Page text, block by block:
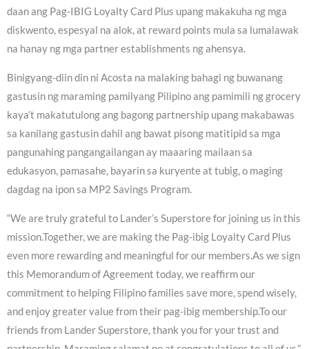
daan ang Pag-IBIG Loyalty Card Plus upang makakuha ng mga
diskwento, espesyal na alok, at reward points mula sa lumalawak
na hanay ng mga partner establishments ng ahensya.
Binigyang-diin din ni Acosta na malaking bahagi ng buwanang
gastusin ng maraming pamilyang Pilipino ang pamimili ng grocery
kaya’t makatutulong ang bagong partnership upang makabawas
sa kanilang gastusin dahil ang bawat pisong matitipid sa mga
pangunahing pangangailangan ay maaaring mailaan sa
edukasyon, pamasahe, bayarin sa kuryente at tubig, o maging
dagdag na ipon sa MP2 Savings Program.
“We are truly grateful to Lander’s Superstore for joining us in this
mission.Together, we are making the Pag-ibig Loyalty Card Plus
even more rewarding and meaningful for our members.As we sign
this Memorandum of Agreement today, we reaffirm our
commitment to helping Filipino families save more, spend wisely,
and enjoy greater value from their pag-ibig membership.To our
friends from Lander Superstore, thank you for your trust and